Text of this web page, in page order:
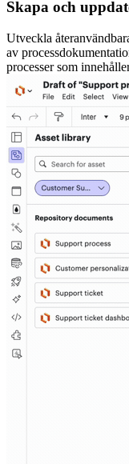
Skapa och
Utveckla
av
processer som